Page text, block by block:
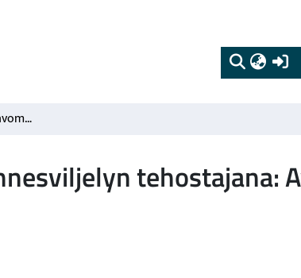
Muovihuoneen käyttö avomaan vihannesviljelyn tehostajana: Avomaan vihannesviljely
tehostajana: